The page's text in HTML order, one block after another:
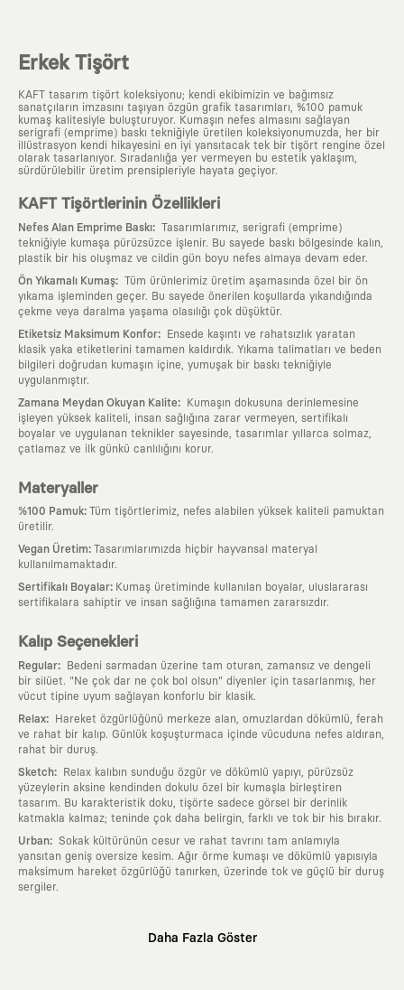
Erkek Tişört
KAFT tasarım tişört koleksiyonu; kendi ekibimizin ve bağımsız
sanatçıların imzasını taşıyan özgün grafik tasarımları, %100 pamuk
kumaş kalitesiyle buluşturuyor. Kumaşın nefes almasını sağlayan
serigrafi (emprime) baskı tekniğiyle üretilen koleksiyonumuzda, her bir
illüstrasyon kendi hikayesini en iyi yansıtacak tek bir tişört rengine özel
olarak tasarlanıyor. Sıradanlığa yer vermeyen bu estetik yaklaşım,
sürdürülebilir üretim prensipleriyle hayata geçiyor.
KAFT Tişörtlerinin Özellikleri
Nefes Alan Emprime Baskı: Tasarımlarımız, serigrafi (emprime)
tekniğiyle kumaşa pürüzsüzce işlenir. Bu sayede baskı bölgesinde kalın,
plastik bir his oluşmaz ve cildin gün boyu nefes almaya devam eder.
Ön Yıkamalı Kumaş: Tüm ürünlerimiz üretim aşamasında özel bir ön
yıkama işleminden geçer. Bu sayede önerilen koşullarda yıkandığında
çekme veya daralma yaşama olasılığı çok düşüktür.
Etiketsiz Maksimum Konfor:
Ensede kaşıntı ve rahatsızlık yaratan
klasik yaka etiketlerini tamamen kaldırdık. Yıkama talimatları ve beden
bilgileri doğrudan kumaşın içine, yumuşak bir baskı tekniğiyle
uygulanmıştır.
Zamana Meydan Okuyan Kalite:
Kumaşın dokusuna derinlemesine
işleyen yüksek kaliteli, insan sağlığına zarar vermeyen, sertifikalı
boyalar ve uygulanan teknikler sayesinde, tasarımlar yıllarca solmaz,
çatlamaz ve ilk günkü canlılığını korur.
Materyaller
%100 Pamuk: Tüm tişörtlerimiz, nefes alabilen yüksek kaliteli pamuktan
üretilir.
Vegan Üretim: Tasarımlarımızda hiçbir hayvansal materyal
kullanılmamaktadır.
Sertifikalı Boyalar: Kumaş üretiminde kullanılan boyalar, uluslararası
sertifikalara sahiptir ve insan sağlığına tamamen zararsızdır.
Kalıp Seçenekleri
Regular:
Bedeni sarmadan üzerine tam oturan, zamansız ve dengeli
bir silüet. "Ne çok dar ne çok bol olsun" diyenler için tasarlanmış, her
vücut tipine uyum sağlayan konforlu bir klasik.
Relax:
Hareket özgürlüğünü merkeze alan, omuzlardan dökümlü, ferah
ve rahat bir kalıp. Günlük koşuşturmaca içinde vücuduna nefes aldıran,
rahat bir duruş.
Sketch:
Relax kalıbın sunduğu özgür ve dökümlü yapıyı, pürüzsüz
yüzeylerin aksine kendinden dokulu özel bir kumaşla birleştiren
tasarım. Bu karakteristik doku, tişörte sadece görsel bir derinlik
katmakla kalmaz; teninde çok daha belirgin, farklı ve tok bir his bırakır.
Urban: Sokak kültürünün cesur ve rahat tavrını tam anlamıyla
yansıtan geniş oversize kesim. Ağır örme kumaşı ve dökümlü yapısıyla
maksimum hareket özgürlüğü tanırken, üzerinde tok ve güçlü bir duruş
sergiler.
Daha Fazla Göster